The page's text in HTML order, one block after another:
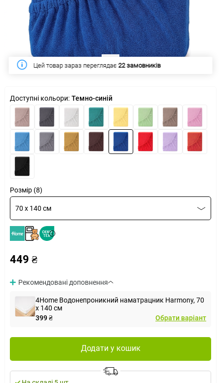
Цей тиждень купило62 замовників
Доступні кольори: Темно-синій
Розмір (8)
70 x 140 см
449 ₴
Рекомендовані доповнення
4Home Водонепроникний наматрацник Harmony, 70
x 140 см
399 ₴
Обрати варіант
Додати у кошик